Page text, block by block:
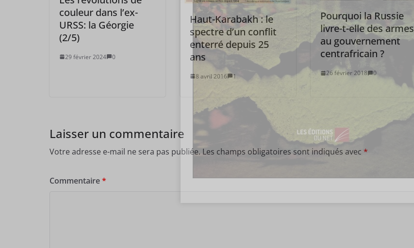
couleur dans l’ex-
URSS: la Géorgie
(2/5)
29 février 2024 0
Haut-Karabakh : le
spectre d’un conflit
enterré depuis 25
ans
8 avril 2016 1
Pourquoi la Russie
livre-t-elle des armes
au gouvernement
centrafricain ?
26 février 2018 0
Laisser un commentaire
Votre adresse e-mail ne sera pas publiée. Les champs obligatoires sont indiqués avec *
Commentaire*